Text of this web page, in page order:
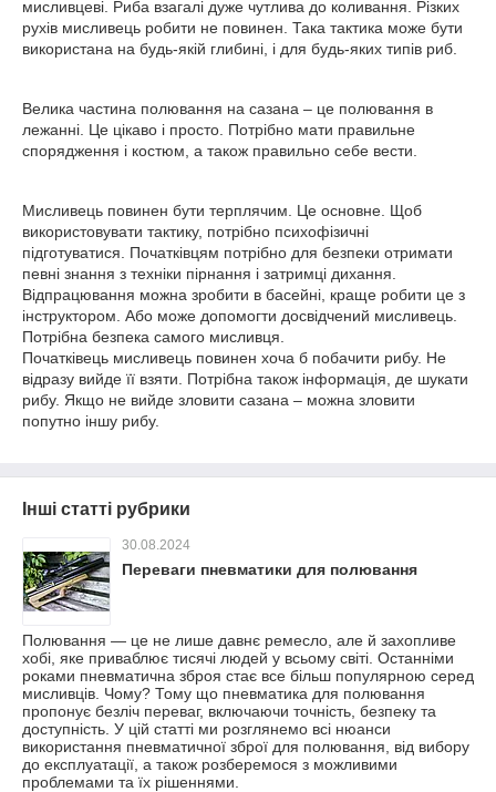
мисливцеві. Риба взагалі дуже чутлива до коливання. Різких
рухів мисливець робити не повинен. Така тактика може бути
використана на будь-якій глибині, і для будь-яких типів риб.
Велика частина полювання на сазана – це полювання в
лежанні. Це цікаво і просто. Потрібно мати правильне
спорядження і костюм, а також правильно себе вести.
Мисливець повинен бути терплячим. Це основне. Щоб
використовувати тактику, потрібно психофізичні
підготуватися. Початківцям потрібно для безпеки отримати
певні знання з техніки пірнання і затримці дихання.
Відпрацювання можна зробити в басейні, краще робити це з
інструктором. Або може допомогти досвідчений мисливець.
Потрібна безпека самого мисливця.
Початківець мисливець повинен хоча б побачити рибу. Не
відразу вийде її взяти. Потрібна також інформація, де шукати
рибу. Якщо не вийде зловити сазана – можна зловити
попутно іншу рибу.
Інші статті рубрики
30.08.2024
Переваги пневматики для полювання
Полювання — це не лише давнє ремесло, але й захопливе
хобі, яке приваблює тисячі людей у всьому світі. Останніми
роками пневматична зброя стає все більш популярною серед
мисливців. Чому? Тому що пневматика для полювання
пропонує безліч переваг, включаючи точність, безпеку та
доступність. У цій статті ми розглянемо всі нюанси
використання пневматичної зброї для полювання, від вибору
до експлуатації, а також розберемося з можливими
проблемами та їх рішеннями.